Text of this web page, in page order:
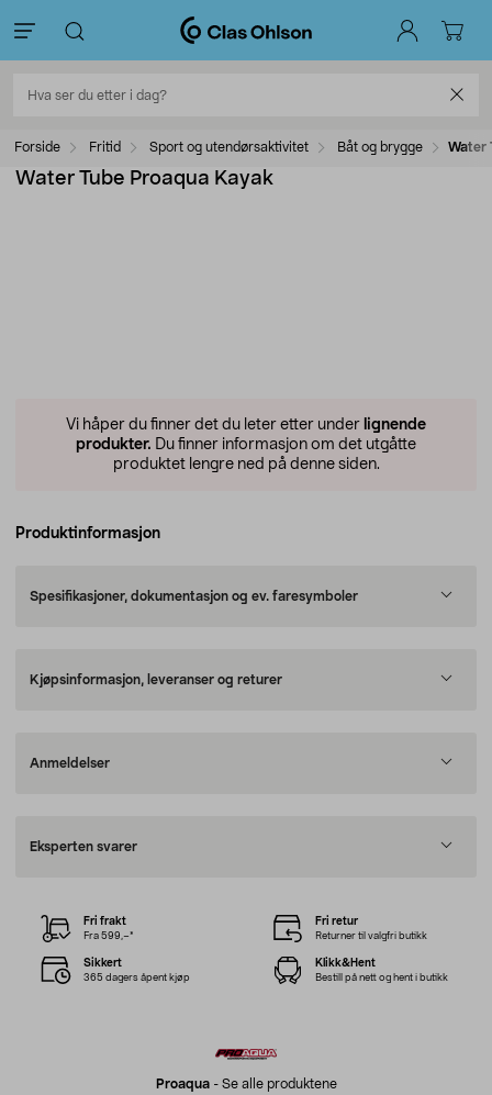
Forside Fritid Sport og utendørsaktivitet Båt og brygge Water
Water Tube Proaqua Kayak
Vi håper du finner det du leter etter under lignende
produkter. Du finner informasjon om det utgåtte
produktet lengre ned på denne siden.
Produktinformasjon
Spesifikasjoner, dokumentasjon og ev. faresymboler
Kjøpsinformasjon, leveranser og returer
Anmeldelser
Eksperten svarer
Proaqua- Se alle produktene
Fri frakt
Fra 599,–*
Fri retur
Returner til valgfri butikk
Sikkert
365 dagers åpent kjøp
Klikk&Hent
Bestill på nett og hent i butikk